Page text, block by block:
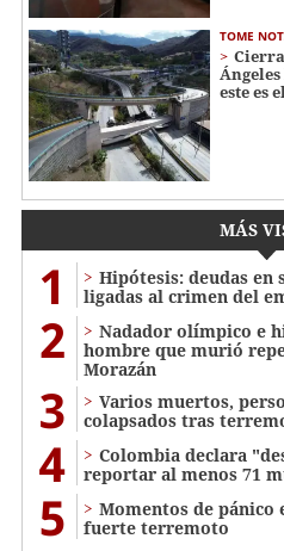
TOME
este es
MÁS
1
Hipótesis: deudas en
ligadas al crimen del
2
Nadador olímpico e
hombre que murió
Morazán
3
Varios muertos,
colapsados tras
4
Colombia declara
reportar al menos 71
5
Momentos de pánico
fuerte terremoto